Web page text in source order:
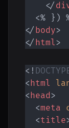
</
</ body>
</ html>
<!
<html
<head>
<meta
<title